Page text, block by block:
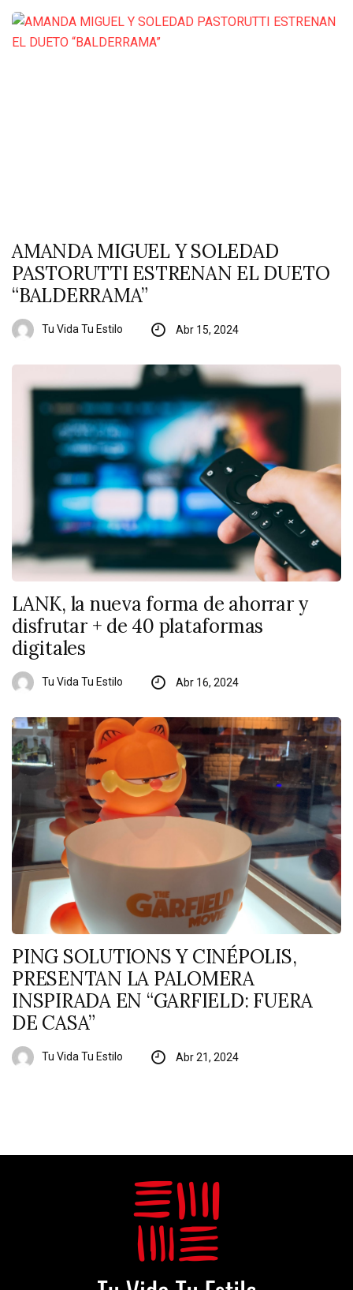
AMANDA MIGUEL Y SOLEDAD
PASTORUTTI ESTRENAN EL DUETO
“BALDERRAMA”
Tu Vida Tu Estilo Abr 15, 2024
LANK, la nueva forma de ahorrar y
disfrutar + de 40 plataformas
digitales
Tu Vida Tu Estilo Abr 16, 2024
PING SOLUTIONS Y CINÉPOLIS,
PRESENTAN LA PALOMERA
INSPIRADA EN “GARFIELD: FUERA
DE CASA”
Tu Vida Tu Estilo Abr 21, 2024